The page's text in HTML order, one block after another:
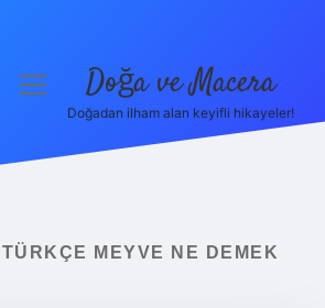
menüyü Doğa ve Macera
Doğadan ilham alan keyifli hikayeler!
MEYVE NE DEMEK